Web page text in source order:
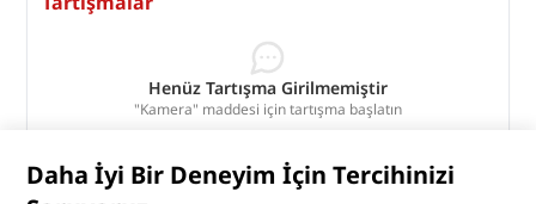
Daha İyi Bir Deneyim İçin Tercihinizi
#Sinema
Henüz Tartışma Girilmemiştir
"Kamera" maddesi için tartışma başlatın
Tartışmaları Görüntüle